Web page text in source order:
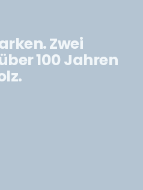
Zwei
100 Jahren